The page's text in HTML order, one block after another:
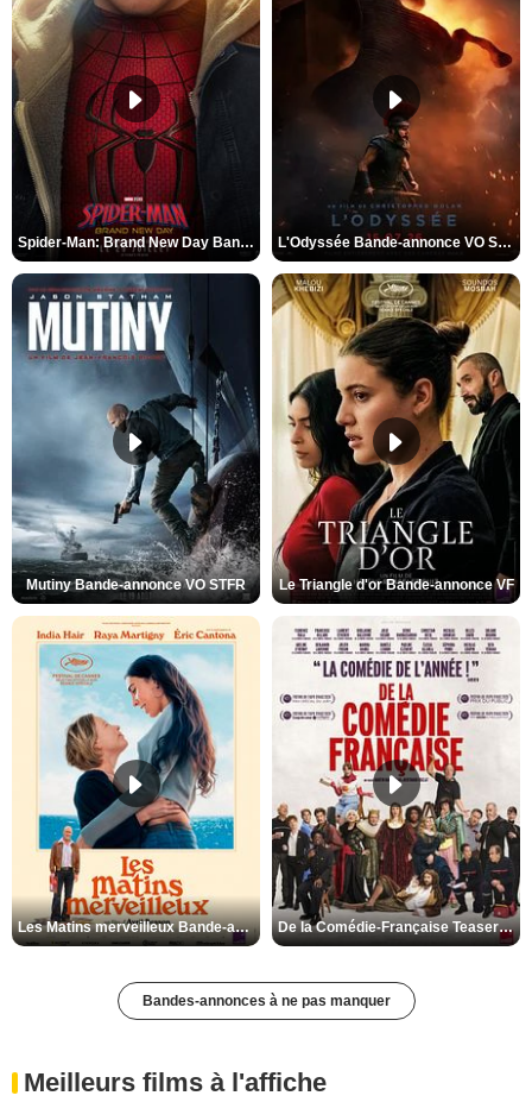
Spider-Man: Brand New Day Bande-annonce VO STFR L'Odyssée Bande-annonce VO STFR
Mutiny Bande-annonce VO STFR Le Triangle d'or Bande-annonce VF
Les Matins merveilleux Bande-annonce VF De la Comédie-Française Teaser VF
Bandes-annonces à ne pas manquer
Meilleurs films à l'affiche